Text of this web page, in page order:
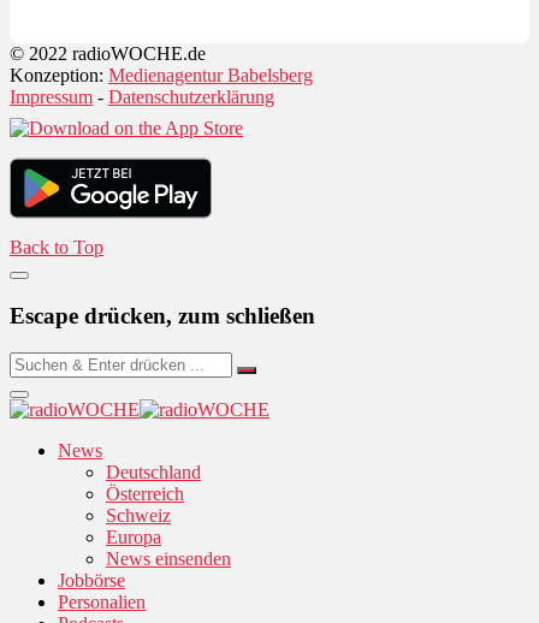
© 2022 radioWOCHE.de
Konzeption: Medienagentur Babelsberg
Impressum - Datenschutzerklärung
Back to Top
Escape drücken, zum schließen
News
Deutschland
Österreich
Schweiz
Europa
News einsenden
Jobbörse
Personalien